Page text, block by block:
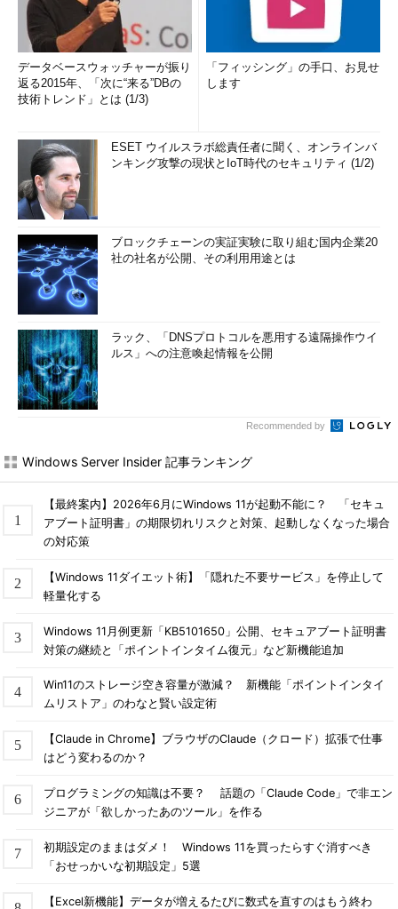
データベースウォッチャーが振り
返る2015年、「次に“来る”DBの
技術トレンド」とは (1/3)
「フィッシング」の手口、お見せ
します
ESET ウイルスラボ総責任者に聞く、オンラインバ
ンキング攻撃の現状とIoT時代のセキュリティ (1/2)
ブロックチェーンの実証実験に取り組む国内企業20
社の社名が公開、その利用用途とは
ラック、「DNSプロトコルを悪用する遠隔操作ウイ
ルス」への注意喚起情報を公開
Recommended by
Windows Server Insider 記事ランキング
【最終案内】2026年6月にWindows 11が起動不能に？ 「セキュ
アブート証明書」の期限切れリスクと対策、起動しなくなった場合
の対応策
【Windows 11ダイエット術】「隠れた不要サービス」を停止して
軽量化する
Windows 11月例更新「KB5101650」公開、セキュアブート証明書
対策の継続と「ポイントインタイム復元」など新機能追加
Win11のストレージ空き容量が激減？ 新機能「ポイントインタイ
ムリストア」のわなと賢い設定術
【Claude in Chrome】ブラウザのClaude（クロード）拡張で仕事
はどう変わるのか？
プログラミングの知識は不要？ 話題の「Claude Code」で非エン
ジニアが「欲しかったあのツール」を作る
初期設定のままはダメ！ Windows 11を買ったらすぐ消すべき
「おせっかいな初期設定」5選
【Excel新機能】データが増えるたびに数式を直すのはもう終わ